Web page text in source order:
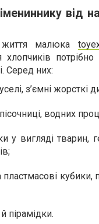
від
малюка
потрібно
Серед них:
з’ємні жорсткі
водних
у вигляді тварин,
пластмасові
​​пірамідки.